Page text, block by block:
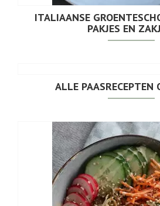
ITALIAANSE
PAKJES EN
ALLE PAASRECEPTEN